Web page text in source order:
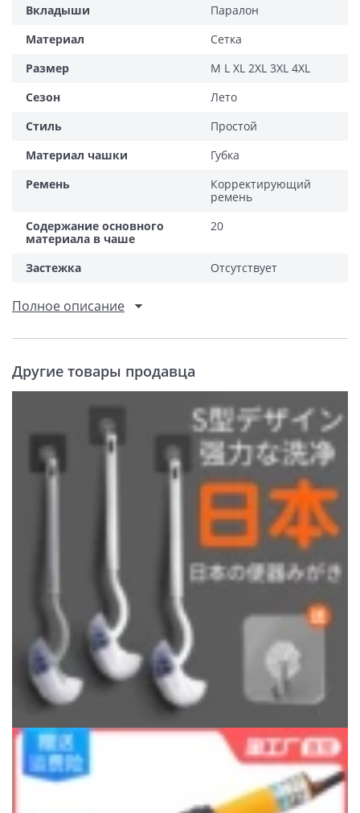
Вкладыши
Паралон
Материал
Сетка
Размер
M L XL 2XL 3XL 4XL
Сезон
Лето
Стиль
Простой
Материал чашки
Губка
Ремень
Корректирующий
ремень
Содержание основного
материала в чаше
20
Застежка Отсутствует
Полное описание
Другие товары продавца